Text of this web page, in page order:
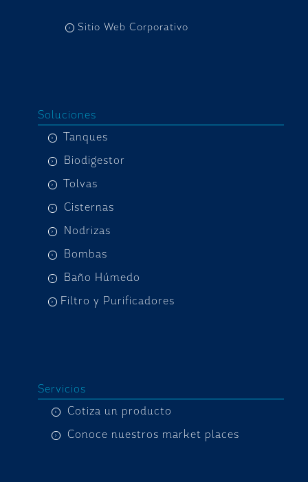
Sitio Web Corporativo
Soluciones
Tanques
Biodigestor
Tolvas
Cisternas
Nodrizas
Bombas
Baño Húmedo
Filtro y Purificadores
Servicios
Cotiza un producto
Conoce nuestros market places